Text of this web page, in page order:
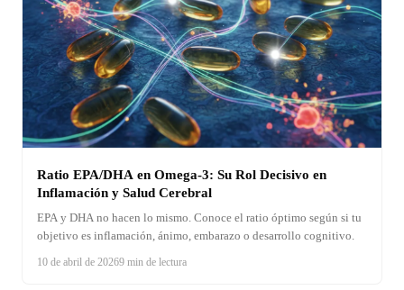
Ratio EPA/DHA en Omega-3: Su Rol Decisivo en
Inflamación y Salud Cerebral
EPA y DHA no hacen lo mismo. Conoce el ratio óptimo según si tu
objetivo es inflamación, ánimo, embarazo o desarrollo cognitivo.
10 de abril de 20269 min de lectura